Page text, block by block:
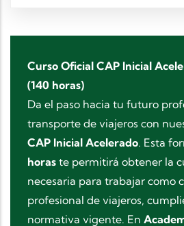
Curso Oficial CAP Inicial
(140 horas)
Da el paso hacia tu futuro
transporte de viajeros con
CAP Inicial Acelerado. Esta
horas te permitirá obtener la
necesaria para trabajar como
profesional de viajeros,
normativa vigente. En